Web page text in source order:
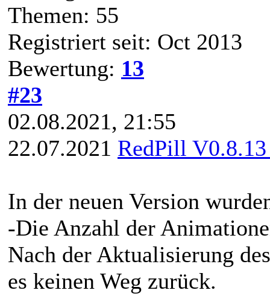
Themen: 55
Registriert seit: Oct 2013
Bewertung: 13
#23
02.08.2021, 21:55
22.07.2021 RedPill
In der neuen Version
-Die Anzahl der
Nach der Aktualisierung
es keinen Weg zurück.